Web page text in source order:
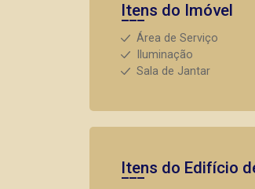
Itens do Imóvel
Área de Serviço
Iluminação
Sala de Jantar
Itens do Edifício